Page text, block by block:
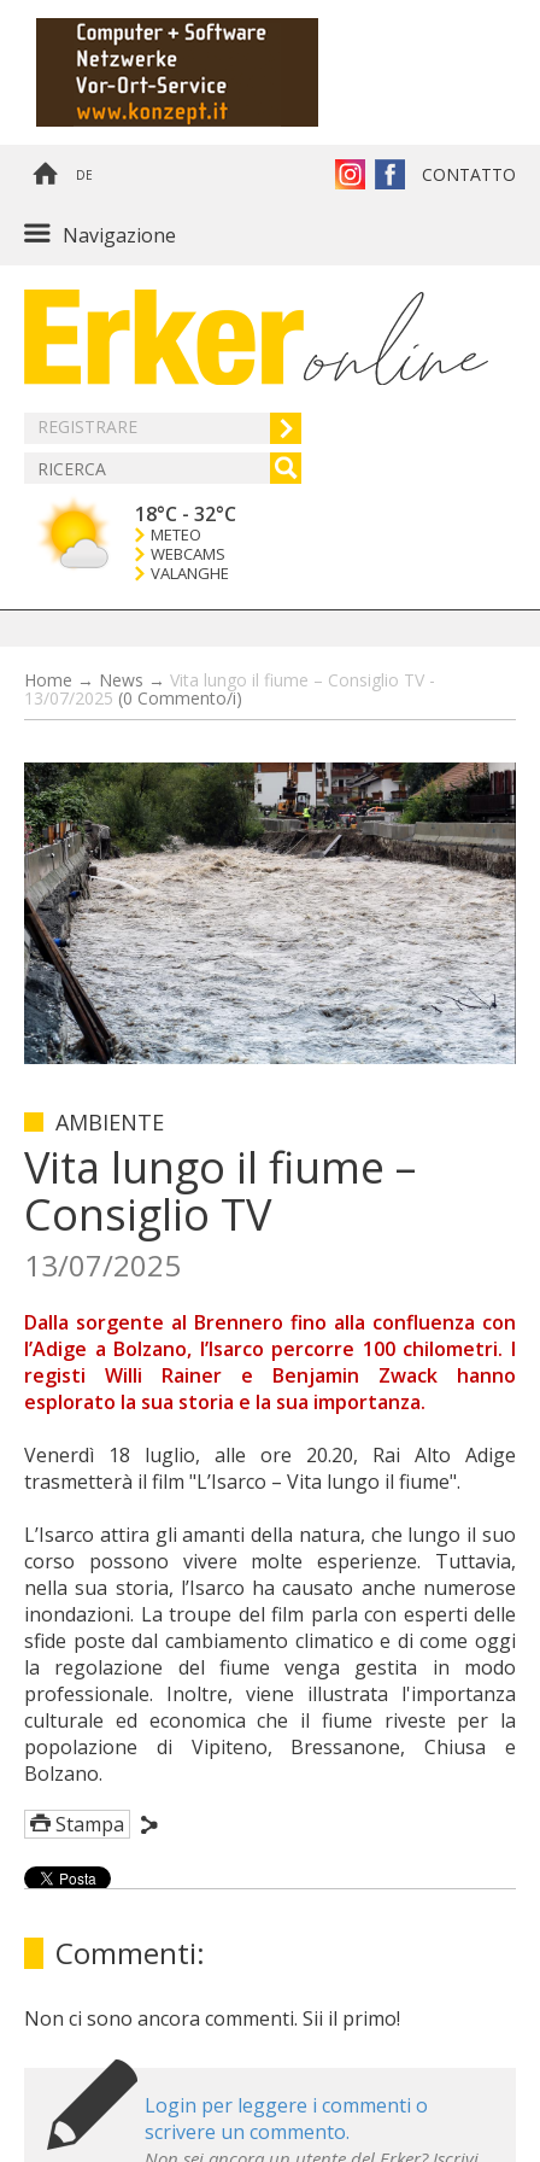
DE CONTATTO
Navigazione
REGISTRARE
18°C - 32°C
METEO
WEBCAMS
VALANGHE
Home → News → Vita lungo il fiume – Consiglio TV -
13/07/2025 (0 Commento/i)
AMBIENTE
Vita lungo il fiume –
Consiglio TV
13/07/2025
Dalla sorgente al Brennero fino alla confluenza con
l’Adige a Bolzano, l’Isarco percorre 100 chilometri. I
registi Willi Rainer e Benjamin Zwack hanno
esplorato la sua storia e la sua importanza.
Venerdì 18 luglio, alle ore 20.20, Rai Alto Adige
trasmetterà il film "L’Isarco – Vita lungo il fiume".
L’Isarco attira gli amanti della natura, che lungo il suo
corso possono vivere molte esperienze. Tuttavia,
nella sua storia, l’Isarco ha causato anche numerose
inondazioni. La troupe del film parla con esperti delle
sfide poste dal cambiamento climatico e di come oggi
la regolazione del fiume venga gestita in modo
professionale. Inoltre, viene illustrata l'importanza
culturale ed economica che il fiume riveste per la
popolazione di Vipiteno, Bressanone, Chiusa e
Bolzano.
Stampa
Commenti:
Non ci sono ancora commenti. Sii il primo!
Login per leggere i commenti o
scrivere un commento.